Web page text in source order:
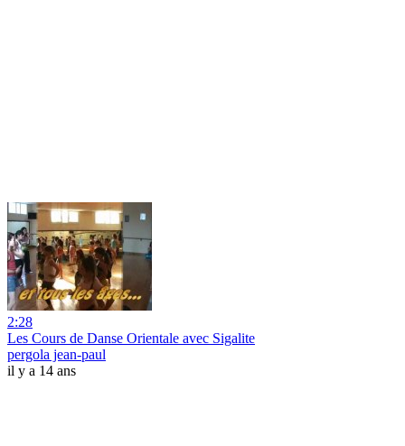
2:28
Les Cours de Danse Orientale avec Sigalite
pergola jean-paul
il y a 14 ans